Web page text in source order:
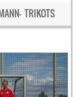
TRIKOTS